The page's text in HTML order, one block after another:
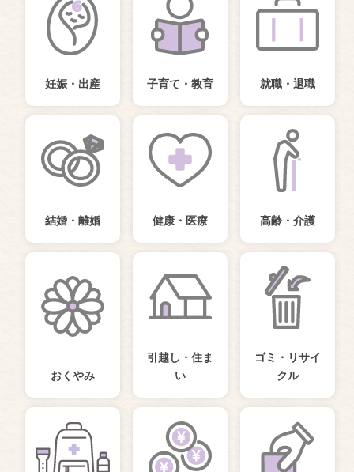
妊娠・出産 子育て・教育 就職・退職
結婚・離婚 健康・医療 高齢・介護
おくやみ
引越し・住ま
い
ゴミ・リサイ
クル